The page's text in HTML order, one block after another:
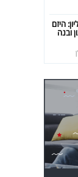
ל-100 מיליון: היזם
ובנה